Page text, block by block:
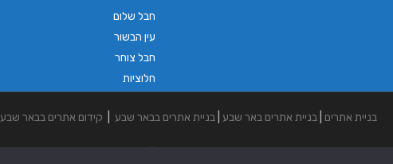
חבל שלום
עין הבשור
חבל צוחר
חלוציות
בניית אתרים בניית אתרים באר שבע בניית אתרים בבאר שבע קידום אתרים בבאר שבע